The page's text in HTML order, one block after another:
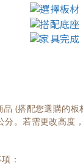
品 (搭配您選購的板
。若需更改高度
：